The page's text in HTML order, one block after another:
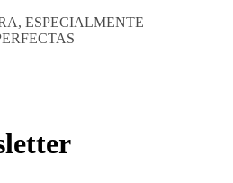
ESPECIALMENTE